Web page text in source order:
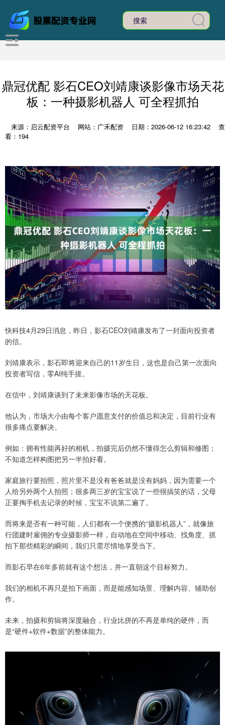
鼎冠优配 影石CEO刘靖康谈影像市场天花
板：一种摄影机器人 可全程抓拍
来源：启云配资平台 网站：广禾配资 日期：2026-06-12 16:23:42
查
看：194
快科技4月29日消息，昨日，影石CEO刘靖康发布了一封面向投资者
的信。
刘靖康表示，影石即将迎来自己的11岁生日，这也是自己第一次面向
投资者写信，零AI纯手搓。
在信中，刘靖康谈到了未来影像市场的天花板。
他认为，市场大小由每个客户愿意支付的价值总和决定，目前行业有
很多痛点要解决。
例如：拥有性能再好的相机，拍摄完后仍然不懂得怎么剪辑和修图；
不知道怎样构图把另一半拍好看。
家庭旅行要拍照，照片里不是没有爸爸就是没有妈妈，因为需要一个
人给另外两个人拍照；很多两三岁的宝宝说了一些很搞笑的话，父母
正要掏手机去记录的时候，宝宝不说第二遍了。
而将来是否有一种可能，人们都有一个便携的“摄影机器人”，就像旅
行团建时雇佣的专业摄影师一样，自动地在空间中移动、找角度、抓
拍下那些精彩的瞬间，我们只需尽情地享受当下。
而影石早在6年多前就有这个想法，并一直朝这个目标努力。
我们的相机不再只是拍下画面，而是能感知场景、理解内容、辅助创
作。
未来，拍摄和剪辑将深度融合，行业比拼的不再是单纯的硬件，而
是“硬件+软件+数据”的整体能力。